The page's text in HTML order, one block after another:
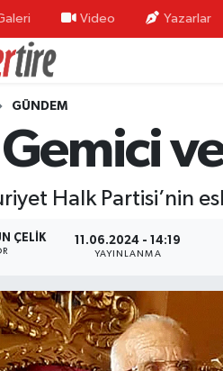
Video Yazarlar
GÜNDEM
Halk Partisi’nin
ÇELIK 11.06.2024 - 14:19
YAYINLANMA
Haritası
ve Fikstür